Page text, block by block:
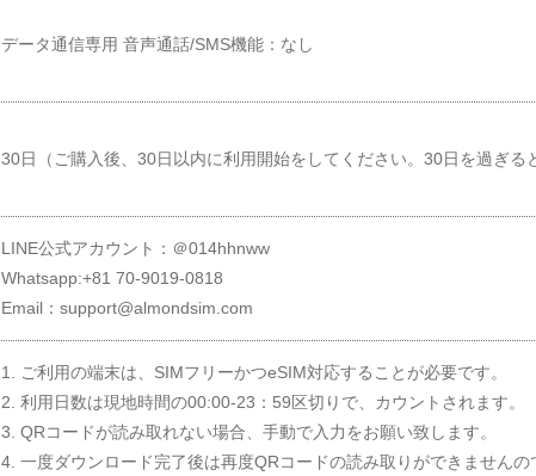
データ通信専用 音声通話/SMS機能：なし
30日（ご購入後、30日以内に利用開始をしてください。30日を過ぎる
LINE公式アカウント：＠014hhnww
Whatsapp:+81 70-9019-0818
Email：support@almondsim.com
1. ご利用の端末は、SIMフリーかつeSIM対応することが必要です。
2. 利用日数は現地時間の00:00-23：59区切りで、カウントされます。
3. QRコードが読み取れない場合、手動で入力をお願い致します。
4. 一度ダウンロード完了後は再度QRコードの読み取りができませんの